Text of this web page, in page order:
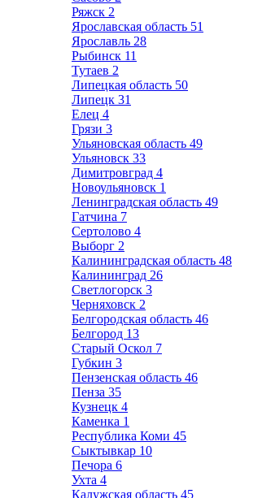
Ряжск 2
Ярославская область 51
Ярославль 28
Рыбинск 11
Тутаев 2
Липецкая область 50
Липецк 31
Елец 4
Грязи 3
Ульяновская область 49
Ульяновск 33
Димитровград 4
Новоульяновск 1
Ленинградская область 49
Гатчина 7
Сертолово 4
Выборг 2
Калининградская область 48
Калининград 26
Светлогорск 3
Черняховск 2
Белгородская область 46
Белгород 13
Старый Оскол 7
Губкин 3
Пензенская область 46
Пенза 35
Кузнецк 4
Каменка 1
Республика Коми 45
Сыктывкар 10
Печора 6
Ухта 4
Калужская область 45